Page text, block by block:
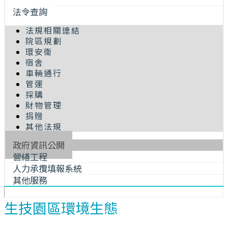
法令查詢
法規相關連結
院區規劃
環安衛
宿舍
車輛通行
管運
採購
財物管理
捐贈
其他法規
政府資訊公開
營繕工程
人力承攬填報系統
其他服務
生技園區環境生態